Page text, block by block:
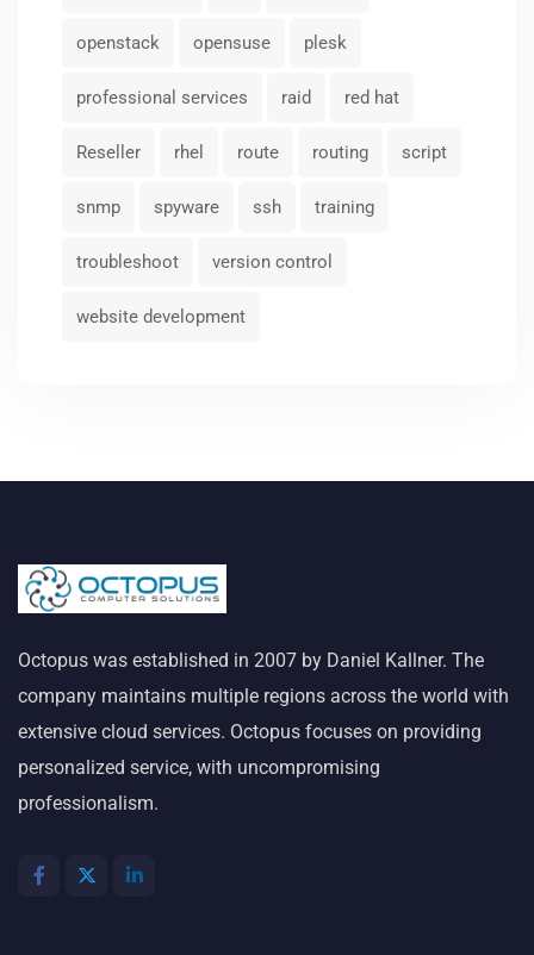
openstack opensuse plesk
professional services raid red hat
Reseller rhel route routing script
snmp spyware ssh training
troubleshoot version control
website development
Octopus was established in 2007 by Daniel Kallner. The
company maintains multiple regions across the world with
extensive cloud services. Octopus focuses on providing
personalized service, with uncompromising
professionalism.